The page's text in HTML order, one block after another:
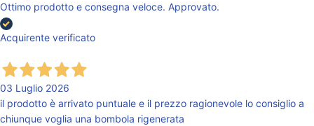
Ottimo prodotto e consegna veloce. Approvato.
Acquirente verificato
03 Luglio 2026
il prodotto è arrivato puntuale e il prezzo ragionevole lo consiglio a
chiunque voglia una bombola rigenerata